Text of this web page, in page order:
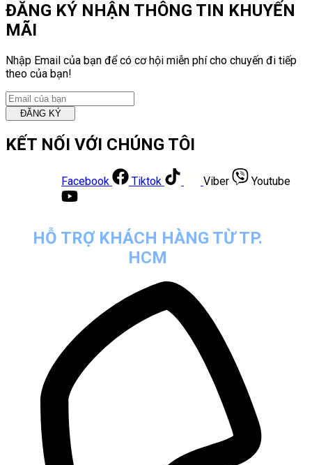
ĐĂNG KÝ NHẬN THÔNG TIN KHUYẾN
MÃI
Nhập Email của bạn để có cơ hội miễn phí cho chuyến đi tiếp
theo của bạn!
ĐĂNG KÝ
KẾT NỐI VỚI CHÚNG TÔI
Facebook Tiktok Viber Youtube
HỖ TRỢ KHÁCH HÀNG TỪ TP.
HCM